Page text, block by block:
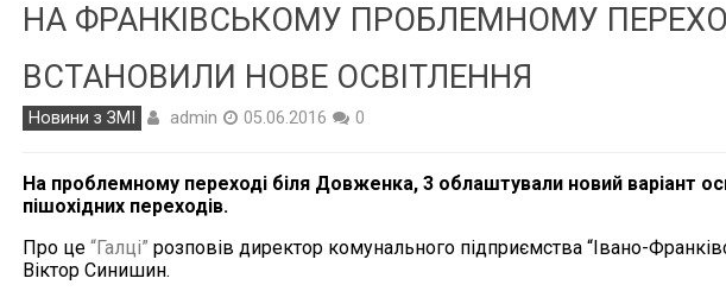
НА ФРАНКІВСЬКОМУ ПРОБЛЕМНОМУ
ВСТАНОВИЛИ НОВЕ ОСВІТЛЕННЯ
Новини з ЗМІ admin 05.06.2016 0
На проблемному переході біля Довженка, 3 облаштували новий варіант
пішохідних переходів.
Про це“Галці” розповів директор комунального підприємства “Івано-
Віктор Синишин.